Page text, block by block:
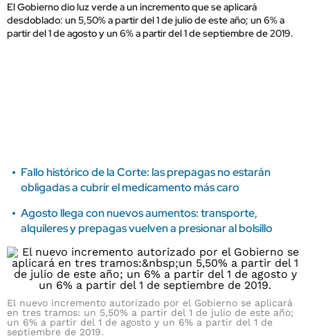
El Gobierno dio luz verde a un incremento que se aplicará
desdoblado: un 5,50% a partir del 1 de julio de este año; un 6% a
partir del 1 de agosto y un 6% a partir del 1 de septiembre de 2019.
Fallo histórico de la Corte: las prepagas no estarán
obligadas a cubrir el medicamento más caro
Agosto llega con nuevos aumentos: transporte,
alquileres y prepagas vuelven a presionar al bolsillo
El nuevo incremento autorizado por el Gobierno se aplicará
en tres tramos: un 5,50% a partir del 1 de julio de este año;
un 6% a partir del 1 de agosto y un 6% a partir del 1 de
septiembre de 2019.